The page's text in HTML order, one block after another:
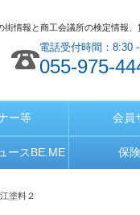
街情報と商工会議所の検定情報
電話受付時間：8:30
055-975-
ー等 会員
ースBE.ME 保
塗料２